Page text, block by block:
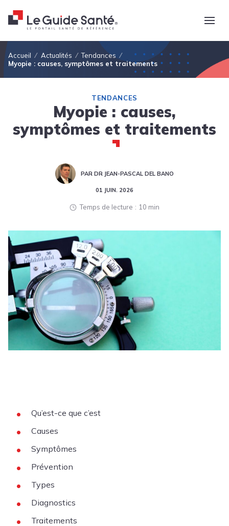
Fil d'Ariane
Accueil Actualités
Tendances
Myopie : causes, symptômes et traitements
TENDANCES
Myopie : causes,
symptômes et traitements
PAR DR JEAN-PASCAL DEL BANO
01 JUIN. 2026
Temps de lecture 10 min
Qu’est-ce que c’est
Causes
Symptômes
Prévention
Types
Diagnostics
Traitements